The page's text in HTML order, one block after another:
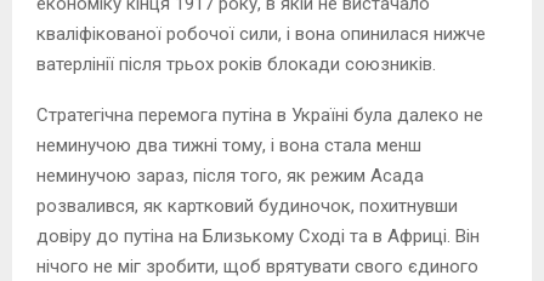
кваліфікованої робочої сили, і вона опинилася нижче
ватерлінії після трьох років блокади союзників.
Стратегічна перемога путіна в Україні була далеко не
неминучою два тижні тому, і вона стала менш
неминучою зараз, після того, як режим Асада
розвалився, як картковий будиночок, похитнувши
довіру до путіна на Близькому Сході та в Африці. Він
нічого не міг зробити, щоб врятувати свого єдиного